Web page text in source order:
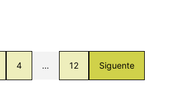
4 … 12 Siguente